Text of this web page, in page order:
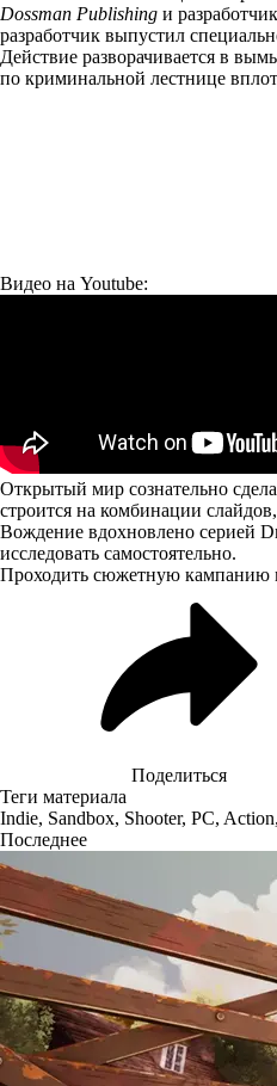
Dossman Publishing и
разработчик выпустил
Действие разворачивается в
по криминальной лестнице
Видео на Youtube:
Открытый мир сознательно
строится на комбинации
Вождение вдохновлено серией
исследовать самостоятельно.
Проходить сюжетную кампанию
Поделиться
Теги материала
Indie, Sandbox, Shooter, PC, Action,
Последнее